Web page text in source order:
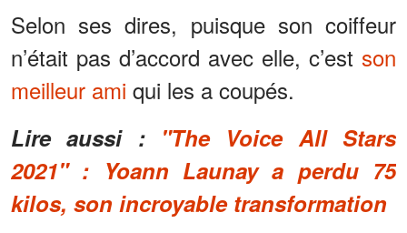
Selon ses dires, puisque son coiffeur
n’était pas d’accord avec elle, c’est son
meilleur ami qui les a coupés.
Lire aussi : "The Voice All Stars
2021" : Yoann Launay a perdu 75
kilos, son incroyable transformation